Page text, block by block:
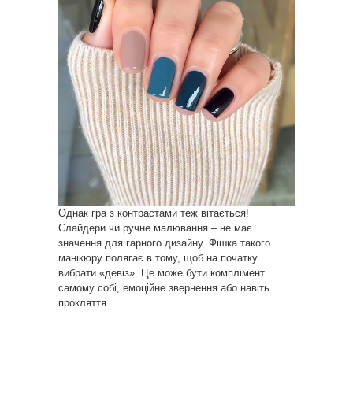
Однак гра з контрастами теж вітається!
Слайдери чи ручне малювання – не має
значення для гарного дизайну. Фішка такого
манікюру полягає в тому, щоб на початку
вибрати «девіз». Це може бути комплімент
самому собі, емоційне звернення або навіть
прокляття.